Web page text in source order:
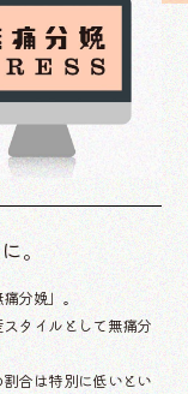
。
分娩」。
タイルとして無痛分
合は特別に低いとい